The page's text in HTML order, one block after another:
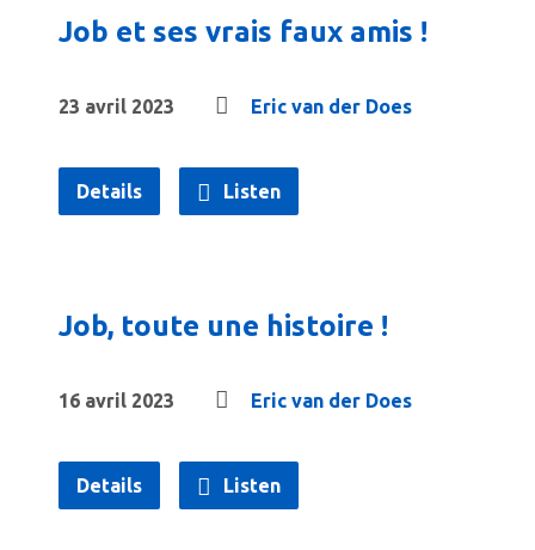
Job et ses vrais faux amis !
23 avril 2023 Eric van der Does
Details Listen
Job, toute une histoire !
16 avril 2023 Eric van der Does
Details Listen